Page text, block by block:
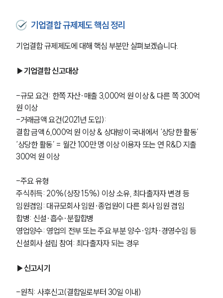
기업결합 규제제도 핵심 정리
기업결합 규제제도에 대해 핵심 부분만 살펴보겠습니다.
▶기업결합 신고대상
-규모 요건: 한쪽 자산·매출 3,000억 원 이상 & 다른 쪽 300억
원 이상
-거래금액 요건(2021년 도입):
결합 금액 6,000억 원 이상 & 상대방이 국내에서 ‘상당한 활동’
‘상당한 활동’ = 월간 100만 명 이상 이용자 또는 연 R&D 지출
300억 원 이상
-주요 유형
주식취득: 20%(상장 15%) 이상 소유, 최다출자자 변경 등
임원겸임: 대규모회사 임원·종업원이 다른 회사 임원 겸임
합병: 신설·흡수·분할합병
영업양수: 영업의 전부 또는 주요 부분 양수·임차·경영수임 등
신설회사 설립 참여: 최다출자자 되는 경우
▶신고시기
-원칙: 사후신고(결합일로부터 30일 이내)